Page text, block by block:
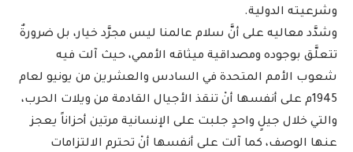
وشرعيته الدولية.
وشدَّد معاليه على أنَّ سلام عالمنا ليس مجرَّد خيار، بل ضرورةٌ
تتعلَّق بوجوده ومصداقية ميثاقه الأممي، حيث آلت فيه
شعوب الأمم المتحدة في السادس والعشرين من يونيو لعام
1945م على أنفسها أنْ تنقذ الأجيال القادمة من ويلات الحرب،
والتي خلال جيلٍ واحدٍ جلبت على الإنسانية مرتين أحزاناً يعجز
عنها الوصف، كما آلت على أنفسها أنْ تحترم الالتزامات